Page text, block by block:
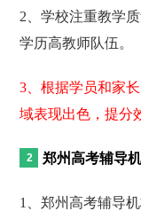
2、学校注重教学
学历高教师队伍。
3、根据学员和家
域表现出色，提分
郑州高考辅导
1、郑州高考辅导